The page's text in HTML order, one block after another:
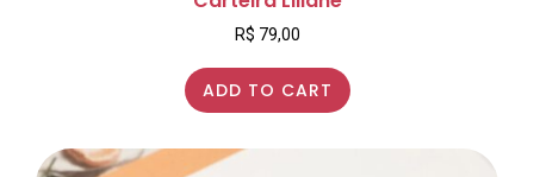
R$ 79,00
ADD TO CART